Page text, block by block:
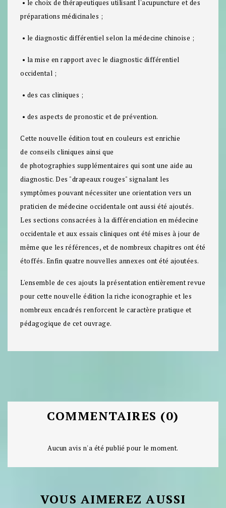
• le choix de thérapeutiques utilisant l'acupuncture et des
préparations médicinales ;
• le diagnostic différentiel selon la médecine chinoise ;
• la mise en rapport avec le diagnostic différentiel
occidental ;
• des cas cliniques ;
• des aspects de pronostic et de prévention.
Cette nouvelle éditiontout en couleurs est enrichie
de conseils cliniques ainsi que
de photographies supplémentaires qui sont une aide au
diagnostic. Des "drapeaux rouges" signalant les
symptômes pouvant nécessiter une orientation vers un
praticien de médecine occidentale ont aussi été ajoutés.
Les sections consacrées à la différenciation en médecine
occidentale et aux essais cliniques ont été mises à jour de
même que les références, et de nombreux chapitres ont été
étoffés. Enfin quatre nouvelles annexes ont été ajoutées.
L'ensemble de ces ajouts la présentation entièrement revue
pour cette nouvelle édition la riche iconographie et les
nombreux encadrés renforcent le caractère pratique et
pédagogique de cet ouvrage.
COMMENTAIRES (0)
Aucun avis n'a été publié pour le moment.
VOUS AIMEREZ AUSSI